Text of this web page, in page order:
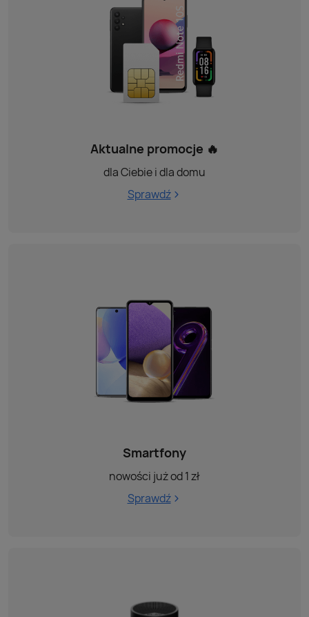
Aktualne promocje 🔥
dla Ciebie i dla domu
Sprawdź
Smartfony
nowości już od 1 zł
Sprawdź